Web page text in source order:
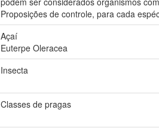
Proposições de controle, para cada
Açaí
Euterpe Oleracea
Insecta
Classes de pragas